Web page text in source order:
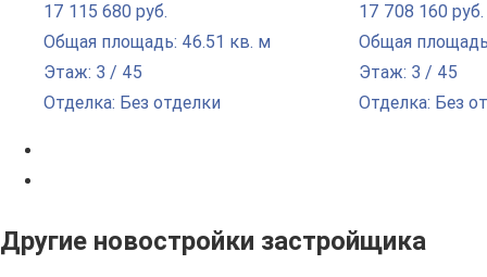
17 115 680 руб.
Общая площадь: 46.51 кв. м
Этаж: 3 / 45
Отделка: Без отделки
17 708 160 руб.
Общая
Этаж: 3 / 45
Отделка: Без
Другие новостройки застройщика